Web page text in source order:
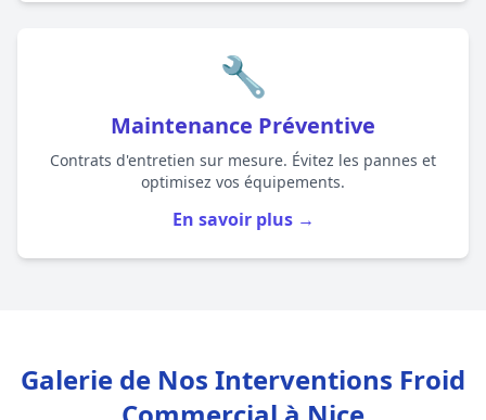
🔧
Maintenance Préventive
Contrats d'entretien sur mesure. Évitez les pannes et
optimisez vos équipements.
En savoir plus →
Galerie de Nos Interventions Froid